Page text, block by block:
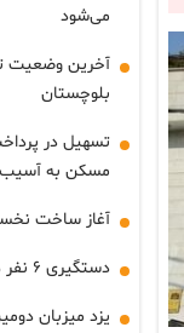
می‌شود
آخرین وضعیت
بلوچستان
مسکن به
آغاز ساخت
دستگیری ۶ نفر در بهشهر به اتهام تشویش اذهان عمومی
یزد میزبان